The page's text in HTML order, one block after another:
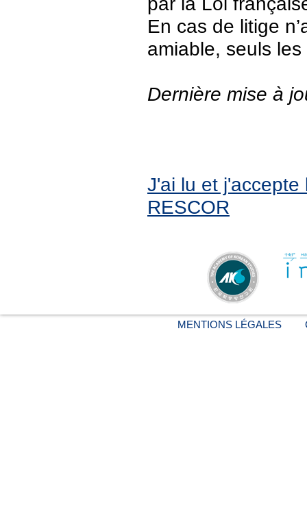
En cas de litige
amiable, seuls
Dernière mise à
J'ai lu et
RESCOR
MENTIONS LÉGALES